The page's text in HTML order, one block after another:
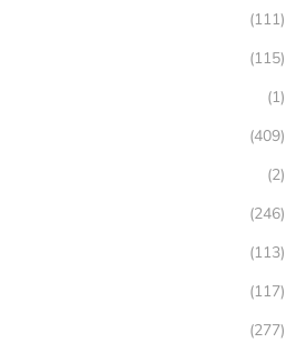
(111)
(115)
(1)
(409)
(2)
(246)
(113)
(117)
(277)